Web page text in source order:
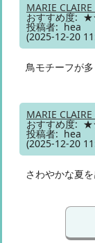
MARIE
おすすめ度
投稿者: hea
(2025-12-20
鳥モチーフが
MARIE
おすすめ度
投稿者: hea
(2025-12-20
さわやかな夏